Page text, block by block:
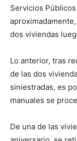
Servicios
dos viviendas
Lo anterior, tras
de las dos
siniestradas, es
manuales se
De una de las